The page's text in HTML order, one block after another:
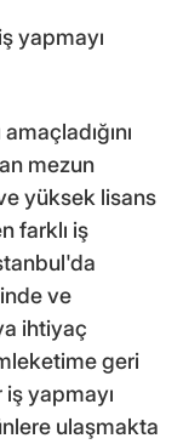
yapmayı
mezun
yüksek lisans
farklı iş
ve
ihtiyaç
geri
yapmayı
ulaşmakta